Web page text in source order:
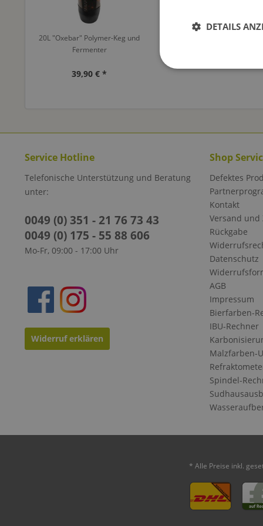
20L "Oxebar" Polymer-Keg und
Fermenter
39,90 € *
Service Hotline
Telefonische Unterstützung und Beratung
unter:
0049 (0) 351 - 21 76 73 43
0049 (0) 175 - 55 88 606
Mo-Fr, 09:00 - 17:00 Uhr
Widerruf erklären
Shop
Defektes
Kontakt
Versand und
Rückgabe
Datenschutz
AGB
Impressum
Bierfarben-
IBU-Rechner
Malzfarben-
Spindel-
* Alle Preise inkl.
DETAILS